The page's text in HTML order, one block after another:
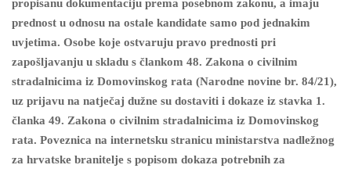
propisanu dokumentaciju prema posebnom zakonu, a imaju
prednost u odnosu na ostale kandidate samo pod jednakim
uvjetima. Osobe koje ostvaruju pravo prednosti pri
zapošljavanju u skladu s člankom 48. Zakona o civilnim
stradalnicima iz Domovinskog rata (Narodne novine br. 84/21),
uz prijavu na natječaj dužne su dostaviti i dokaze iz stavka 1.
članka 49. Zakona o civilnim stradalnicima iz Domovinskog
rata. Poveznica na internetsku stranicu ministarstva nadležnog
za hrvatske branitelje s popisom dokaza potrebnih za